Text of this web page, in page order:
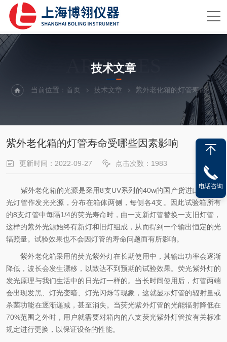
ARTICLES
技术文章
当前位置：首页 技术文章 紫外老化箱的灯管寿命受哪些因素影响
紫外老化箱的灯管寿命受哪些因素影响
更新时间：2022-09-27 点击次数：1983
紫外老化箱的光源是采用8支UV系列的40w的国产货进口紫外荧
光灯管作发光光源，分布在箱体两侧，每侧各4支。因此试验箱所有
的8支灯管中每隔1/4的荧光寿命时，由一支新灯管替换一支旧灯管，
这样的紫外光源始终有新灯和旧灯组成，从而得到一个输出恒定的光
辐照量。试验效果也不会因灯管的寿命问题而有所影响。
紫外老化箱采用的荧光紫外灯在长期使用中，其输出功率会逐渐
降低，波长会发生漂移，以致达不到预期的试验效果。荧光紫外灯的
发光原理与我们生活中的日光灯一样的。当长时间使用后，灯管两端
会出现发黑、灯光变暗、灯光闪烁等现象，这就显示灯管的辐射量或
杀菌功能在逐渐递减，甚至消失。当荧光紫外灯管的光能辐射降低在
70%范围之外时，用户就需要对箱内的八支荧光紫外灯管按有关标准
规定进行更换，以保证设备的性能。
电话咨询